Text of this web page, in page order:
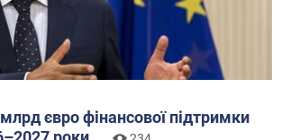
євро фінансової підтримки